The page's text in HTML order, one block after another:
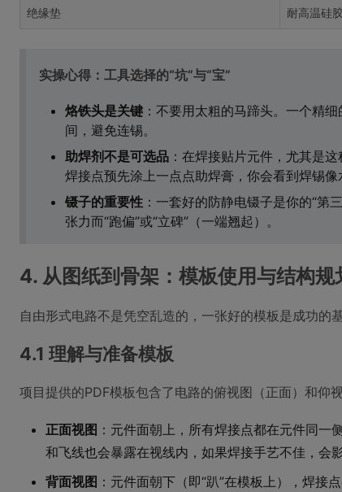
绝缘垫 耐高温硅
实操心得：工具选择的“坑”与“宝”
烙铁头是关键 ：不要用太粗的马蹄头。一个精
间，避免连锡。
助焊剂不是可选品 ：在焊接贴片元件，尤其是
焊接点预先涂上一点点助焊膏，你会看到焊锡
镊子的重要性 ：一套好的防静电镊子是你的“第
张力而“跑偏”或“立碑”（一端翘起）。
4. 从图纸到骨架：模板使用与结构规
自由形式电路不是凭空乱造的，一张好的模板是成功的
4.1 理解与准备模板
项目提供的PDF模板包含了电路的俯视图（正面）和仰
正面视图 ：元件面朝上，所有焊接点都在元件同
和飞线也会暴露在视线内，如果焊接手艺不佳，会影
背面视图 ：元件面朝下（即“趴”在模板上），焊